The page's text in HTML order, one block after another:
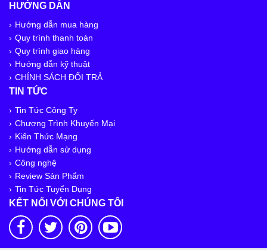
HƯỚNG DẪN
Hướng dẫn mua hàng
Quy trình thanh toán
Quy trình giao hàng
Hướng dẫn kỹ thuật
CHÍNH SÁCH ĐỔI TRẢ
TIN TỨC
Tin Tức Công Ty
Chương Trình Khuyến Mại
Kiến Thức Mạng
Hướng dẫn sử dụng
Công nghệ
Review Sản Phẩm
Tin Tức Tuyển Dụng
KẾT NỐI VỚI CHÚNG TÔI